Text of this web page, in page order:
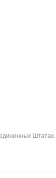
Штатах